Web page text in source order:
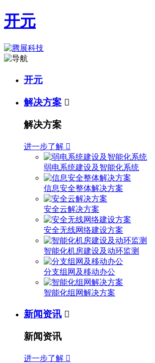
开元
开元
解决方案 
解决方案
进一步了解 
弱电系统建设及智能化系统
信息安全整体解决方案
安全云解决方案
安全无线网络建设方案
智能化机房建设及动环监测
分支组网及移动办公
智能化组网解决方案
新闻资讯 
新闻资讯
进一步了解 